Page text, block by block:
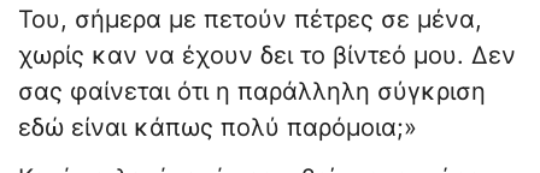
Του, σήμερα με πετούν πέτρες σε μένα,
χωρίς καν να έχουν δει το βίντεό μου. Δεν
σας φαίνεται ότι η παράλληλη σύγκριση
εδώ είναι κάπως πολύ παρόμοια;»